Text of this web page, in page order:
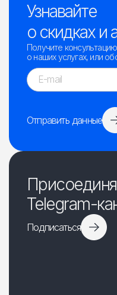
Узнавайте
о скидках и
Получите
о наших услугах, или
Отправить данные
Telegram-
Подписаться